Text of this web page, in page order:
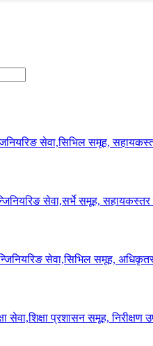
सेवा,सिभिल समूह,
सेवा,सर्भे समूह,
सेवा,सिभिल समूह,
सेवा,शिक्षा प्रशासन समूह,